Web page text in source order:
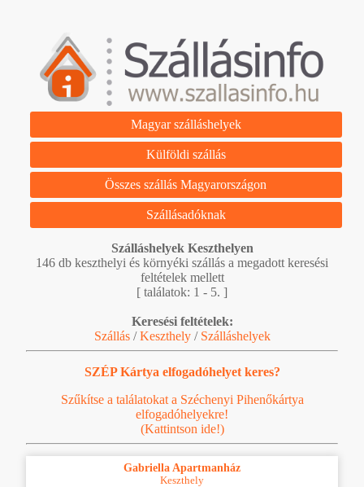
Magyar szálláshelyek
Külföldi szállás
Összes szállás Magyarországon
Szállásadóknak
Szálláshelyek Keszthelyen
146 db keszthelyi és környéki szállás a megadott keresési
feltételek mellett
[ találatok: 1 - 5. ]
Keresési feltételek:
Szállás/Keszthely/ Szálláshelyek
SZÉP Kártya elfogadóhelyet keres?
Szűkítse a találatokat a Széchenyi Pihenőkártya
elfogadóhelyekre!
(Kattintson ide!)
Gabriella Apartmanház
Keszthely